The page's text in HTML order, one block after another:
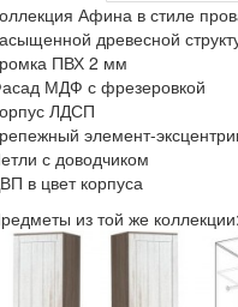
Афина в стиле
древесной
ПВХ 2 мм
МДФ с фрезеровкой
ЛДСП
элемент-
с доводчиком
в цвет корпуса
из той же коллекции: